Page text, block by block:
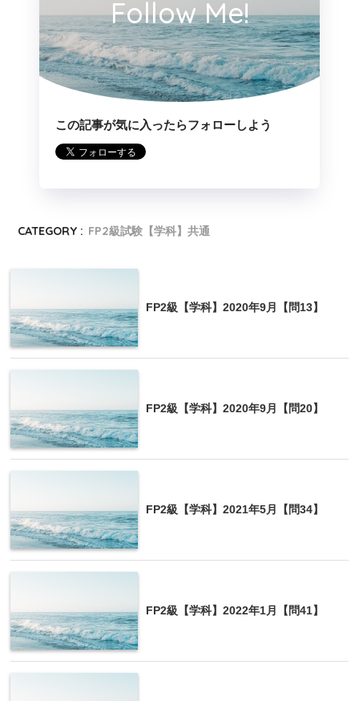
傷害保険の保険金は、死亡給付を除いて原則非
自動車事故で被保険自動車が損壊したために受け取
る自動車保険の車両保険の保険金は、当該自動車を
損失をゼロに戻すようなタイプの保険金は非課
税です。
Follow Me!
この記事が気に入ったらフォローしよう
CATEGORY : FP2級試験【学科】共通
FP2級【学科】2020年9月【問13】
FP2級【学科】2020年9月【問20】
FP2級【学科】2021年5月【問34】
FP2級【学科】2022年1月【問41】